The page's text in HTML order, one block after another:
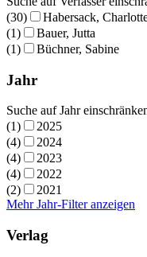
(30)
Habersack,
(1)
Bauer, Jutta
(1)
Büchner, Sabine
Jahr
Suche auf Jahr
(1)
2025
(4)
2024
(4)
2023
(4)
2022
(2)
2021
Mehr Jahr-Filter anzeigen
Verlag